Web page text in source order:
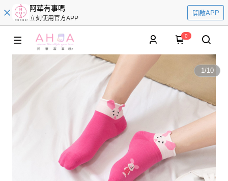
阿華有事嗎
立刻使用官方APP
開啟APP
0
1/10